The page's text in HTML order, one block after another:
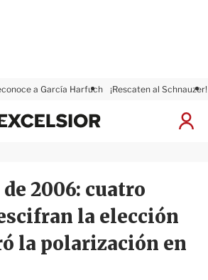
a García Harfuch ¡Rescaten al Schnauzer!
I
s
x
i
r
2006: cuatro
la elección
la polarización en